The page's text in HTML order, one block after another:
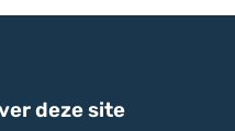
deze site